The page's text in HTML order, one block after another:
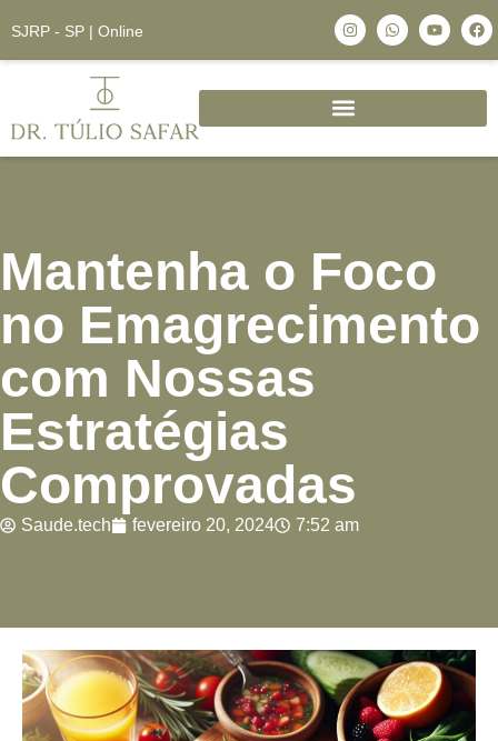
SJRP - SP | Online
Mantenha o Foco
no Emagrecimento
com Nossas
Estratégias
Comprovadas
Saude.tech fevereiro 20, 2024 7:52 am